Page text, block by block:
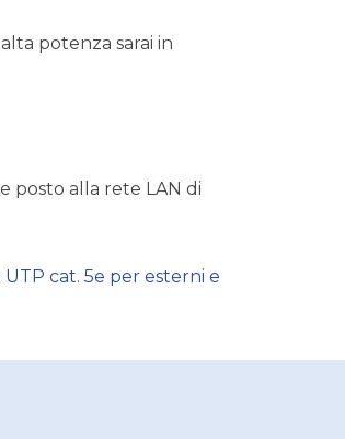
potenza sarai in
posto alla rete LAN di
cat. 5e per esterni e